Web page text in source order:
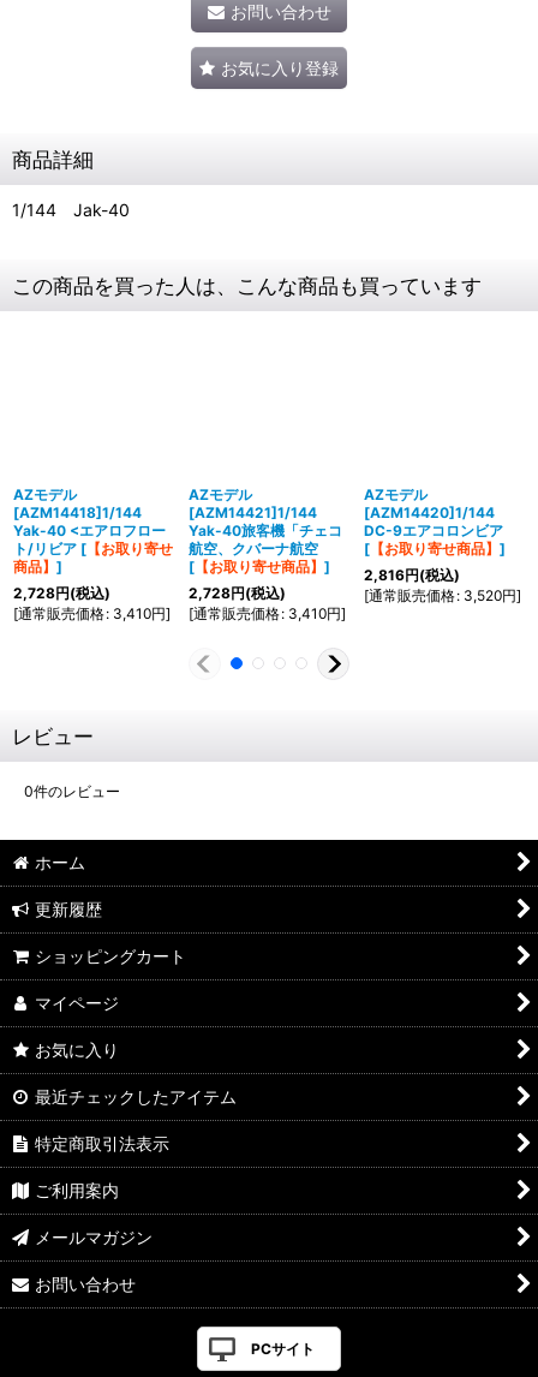
お問い合わせ
お気に入り登録
商品詳細
1/144 Jak-40
この商品を買った人は、こんな商品も買っています
AZモデル
[AZM14418]1/144
Yak-40 <エアロフロー
ト/リビア [ 【お取り寄せ
商品】 ]
2,728円(税込)
[通常販売価格: 3,410円]
AZモデル
[AZM14421]1/144
Yak-40旅客機「チェコ
航空、クバーナ航空
[ 【お取り寄せ商品】 ]
2,728円(税込)
[通常販売価格: 3,410円]
AZモデル
[AZM14420]1/144
DC-9エアコロンビア
[ 【お取り寄せ商品】 ]
2,816円(税込)
[通常販売価格: 3,520円]
レビュー
0件のレビュー
ホーム
更新履歴
ショッピングカート
マイページ
お気に入り
最近チェックしたアイテム
特定商取引法表示
ご利用案内
メールマガジン
お問い合わせ
PCサイト